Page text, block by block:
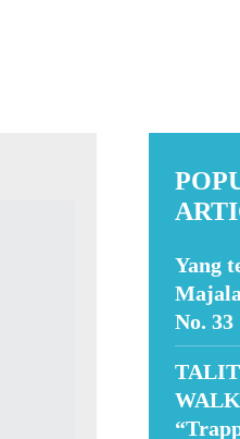
Yang
No. 33